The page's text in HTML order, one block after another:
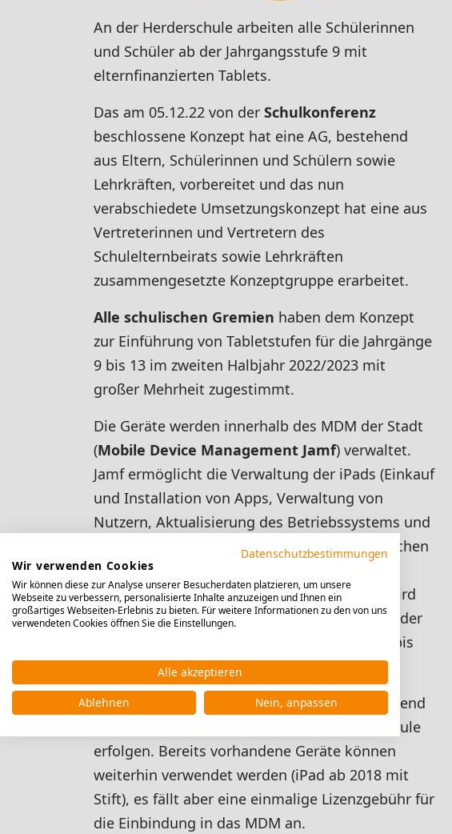
An der Herderschule arbeiten alle Schülerinnen
und Schüler ab der Jahrgangsstufe 9 mit
elternfinanzierten Tablets.
Das am 05.12.22 von der Schulkonferenz
beschlossene Konzept hat eine AG, bestehend
aus Eltern, Schülerinnen und Schülern sowie
Lehrkräften, vorbereitet und das nun
verabschiedete Umsetzungskonzept hat eine aus
Vertreterinnen und Vertretern des
Schulelternbeirats sowie Lehrkräften
zusammengesetzte Konzeptgruppe erarbeitet.
Alle schulischen Gremien haben dem Konzept
zur Einführung von Tabletstufen für die Jahrgänge
9 bis 13 im zweiten Halbjahr 2022/2023 mit
großer Mehrheit zugestimmt.
Die Geräte werden innerhalb des MDM der Stadt
(Mobile Device Management Jamf) verwaltet.
Jamf ermöglicht die Verwaltung der iPads (Einkauf
und Installation von Apps, Verwaltung von
Nutzern, Aktualisierung des Betriebssystems und
der Apps etc.). Der Support wird im Wesentlichen
von einem aus Lehrkräften bestehenden
geleistet. Für das Unterrichtsmanagement wird
Apple Classroom verwendet. Die Verwaltung der
Geräte erfolgt über zeitgesteuerte (z.B. 7:50 bis
12:50) Nutzerprofile.
Die Ausstattung mit einem iPad ist verpflichtend
und kann als Sammelbestellung über die Schule
erfolgen. Bereits vorhandene Geräte können
weiterhin verwendet werden (iPad ab 2018 mit
Stift), es fällt aber eine einmalige Lizenzgebühr für
die Einbindung in das MDM an.
Datenschutzbestimmungen
Wir verwenden Cookies
Wir können diese zur Analyse unserer Besucherdaten platzieren, um unsere
Webseite zu verbessern, personalisierte Inhalte anzuzeigen und Ihnen ein
großartiges Webseiten-Erlebnis zu bieten. Für weitere Informationen zu den von uns
verwendeten Cookies öffnen Sie die Einstellungen.
Alle akzeptieren
Ablehnen
Nein, anpassen